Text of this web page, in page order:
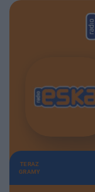
TERAZ
GRAMY